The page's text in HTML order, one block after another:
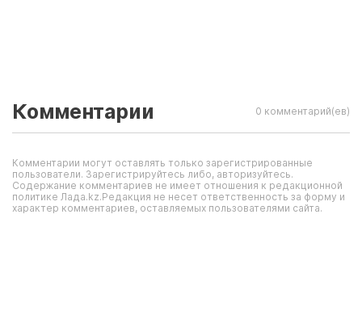
Комментарии 0 комментарий(ев)
Комментарии могут оставлять только зарегистрированные
пользователи. Зарегистрируйтесь либо, авторизуйтесь.
Содержание комментариев не имеет отношения к редакционной
политике Лада.kz.Редакция не несет ответственность за форму и
характер комментариев, оставляемых пользователями сайта.